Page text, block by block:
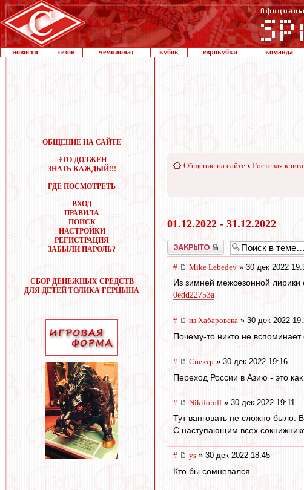
новости сезон чемпионат кубок еврокубки команда
ОБЩЕНИЕ НА САЙТЕ
ЭТО ДОЛЖЕН
ЗНАТЬ КАЖДЫЙ!!!
ГДЕ ПОСМОТРЕТЬ
ВХОД
ПРАВИЛА
ПОИСК
НАСТРОЙКИ
РЕГИСТРАЦИЯ
ЗАБЫЛИ ПАРОЛЬ?
СБОР ДЕНЕЖНЫХ СРЕДСТВ
ДЛЯ ДЕТЕЙ ТОЛИКА ГЕРЦЫНА
Общение на сайте ‹ Гостевая
01.12.2022 - 31.12.2022
Закрыто
# Mike Lebedev » 30 дек 2022
Из зимней межсезонной лирики
0edd22753a
# из Хабаровска » 30 дек 2022
Почему-то никто не
# Спектр » 30 дек 2022 19:16
Переход России в Азию - это
# Nikiforoff» 30 дек 2022 19:11
Тут ванговать не сложно было.
С наступающим всех
# ys » 30 дек 2022 18:45
Кто бы сомневался.